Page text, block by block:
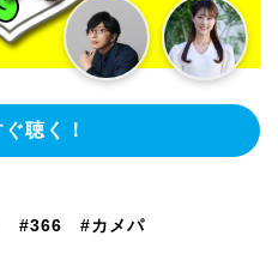
聴く！
#366 #カメパ